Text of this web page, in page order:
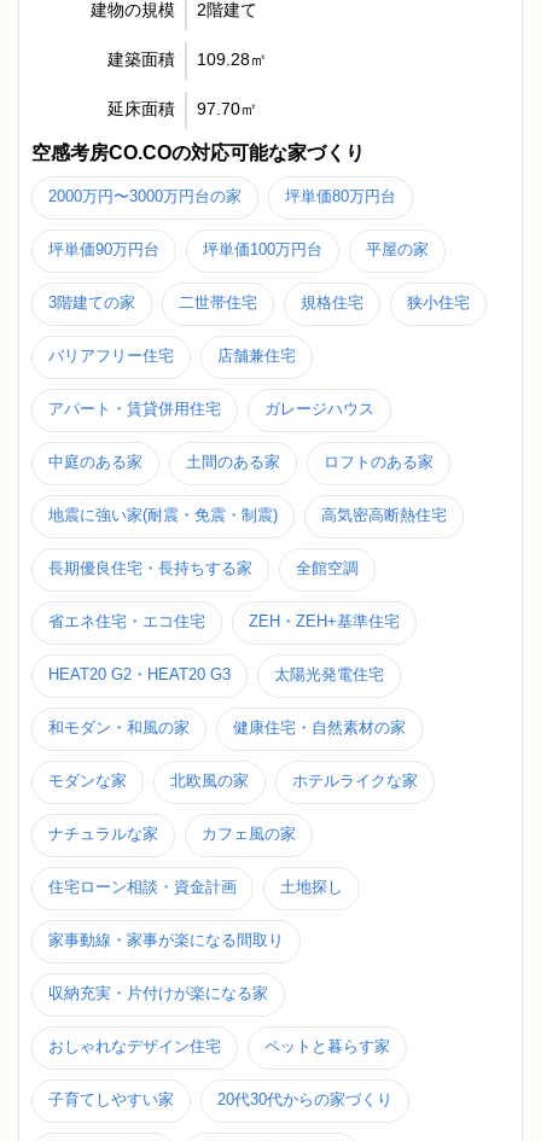
建物の規模 2階建て
建築面積 109.28㎡
延床面積 97.70㎡
空感考房CO.COの対応可能な家づくり
2000万円〜3000万円台の家 坪単価80万円台
坪単価90万円台 坪単価100万円台 平屋の家
3階建ての家 二世帯住宅 規格住宅 狭小住宅
バリアフリー住宅 店舗兼住宅
アパート・賃貸併用住宅 ガレージハウス
中庭のある家 土間のある家 ロフトのある家
地震に強い家(耐震・免震・制震) 高気密高断熱住宅
長期優良住宅・長持ちする家 全館空調
省エネ住宅・エコ住宅 ZEH・ZEH+基準住宅
HEAT20 G2・HEAT20 G3 太陽光発電住宅
和モダン・和風の家 健康住宅・自然素材の家
モダンな家 北欧風の家 ホテルライクな家
ナチュラルな家 カフェ風の家
住宅ローン相談・資金計画 土地探し
家事動線・家事が楽になる間取り
収納充実・片付けが楽になる家
おしゃれなデザイン住宅 ペットと暮らす家
子育てしやすい家 20代30代からの家づくり